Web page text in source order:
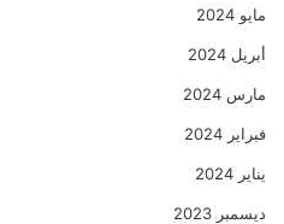
مايو 2024
أبريل 2024
مارس 2024
فبراير 2024
يناير 2024
ديسمبر 2023